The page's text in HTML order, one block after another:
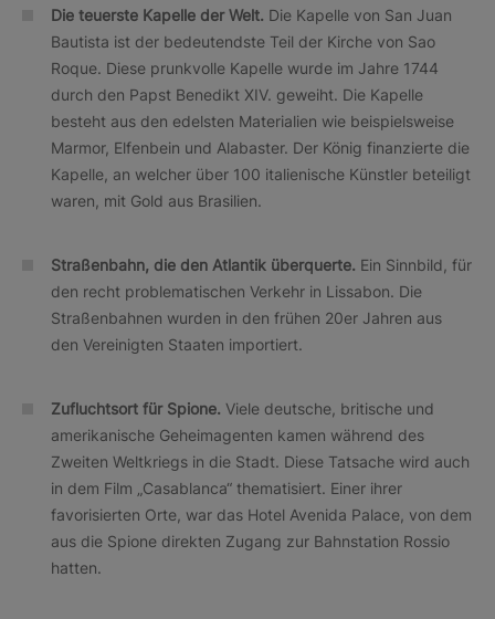
Die teuerste Kapelle der Welt. Die Kapelle von San Juan
Bautista ist der bedeutendste Teil der Kirche von Sao
Roque. Diese prunkvolle Kapelle wurde im Jahre 1744
durch den Papst Benedikt XIV. geweiht. Die Kapelle
besteht aus den edelsten Materialien wie beispielsweise
Marmor, Elfenbein und Alabaster. Der König finanzierte die
Kapelle, an welcher über 100 italienische Künstler beteiligt
waren, mit Gold aus Brasilien.
Straßenbahn, die den Atlantik überquerte. Ein Sinnbild, für
den recht problematischen Verkehr in Lissabon. Die
Straßenbahnen wurden in den frühen 20er Jahren aus
den Vereinigten Staaten importiert.
Zufluchtsort für Spione. Viele deutsche, britische und
amerikanische Geheimagenten kamen während des
Zweiten Weltkriegs in die Stadt. Diese Tatsache wird auch
in dem Film „Casablanca“ thematisiert. Einer ihrer
favorisierten Orte, war das Hotel Avenida Palace, von dem
aus die Spione direkten Zugang zur Bahnstation Rossio
hatten.